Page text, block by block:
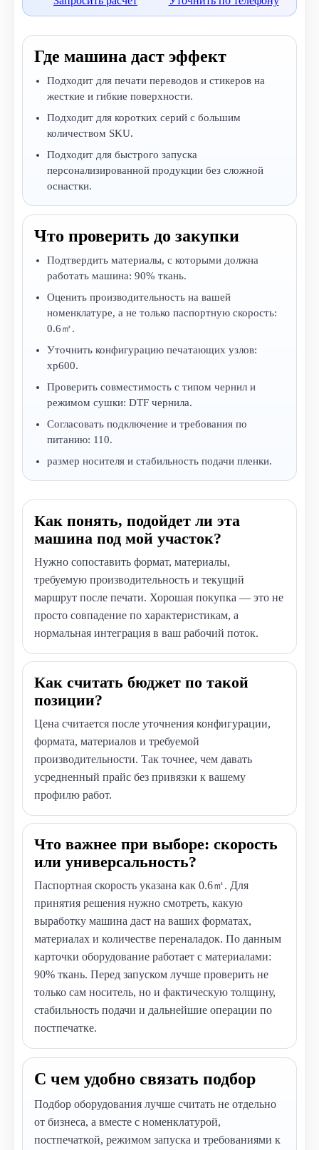
Где машина даст эффект
Подходит для печати переводов и стикеров на
жесткие и гибкие поверхности.
Подходит для коротких серий с большим
количеством SKU.
Подходит для быстрого запуска
персонализированной продукции без сложной
оснастки.
Что проверить до закупки
Подтвердить материалы, с которыми должна
работать машина: 90% ткань.
Оценить производительность на вашей
номенклатуре, а не только паспортную скорость:
0.6㎡.
Уточнить конфигурацию печатающих узлов:
xp600.
Проверить совместимость с типом чернил и
режимом сушки: DTF чернила.
Согласовать подключение и требования по
питанию: 110.
размер носителя и стабильность подачи пленки.
Как понять, подойдет ли эта
машина под мой участок?
Нужно сопоставить формат, материалы,
требуемую производительность и текущий
маршрут после печати. Хорошая покупка — это не
просто совпадение по характеристикам, а
нормальная интеграция в ваш рабочий поток.
Как считать бюджет по такой
позиции?
Цена считается после уточнения конфигурации,
формата, материалов и требуемой
производительности. Так точнее, чем давать
усредненный прайс без привязки к вашему
профилю работ.
Что важнее при выборе: скорость
или универсальность?
Паспортная скорость указана как 0.6㎡. Для
принятия решения нужно смотреть, какую
выработку машина даст на ваших форматах,
материалах и количестве переналадок. По данным
карточки оборудование работает с материалами:
90% ткань. Перед запуском лучше проверить не
только сам носитель, но и фактическую толщину,
стабильность подачи и дальнейшие операции по
постпечатке.
С чем удобно связать подбор
Подбор оборудования лучше считать не отдельно
от бизнеса, а вместе с номенклатурой,
постпечаткой, режимом запуска и требованиями к